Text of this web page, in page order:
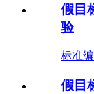
假目
验
标准
假目